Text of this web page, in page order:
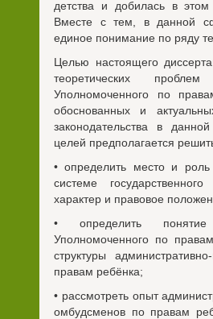
детства и добилась в этом
Вместе с тем, в данной
единое понимание по ряду
Целью настоящего
теоретических проблем
Уполномоченного по
обоснованных и
законодательства в
целей предполагается
• определить место и
системе
характер и правовое
• определить понятие
Уполномоченного по
структуры
правам ребёнка;
• рассмотреть опыт
омбудсменов по правам